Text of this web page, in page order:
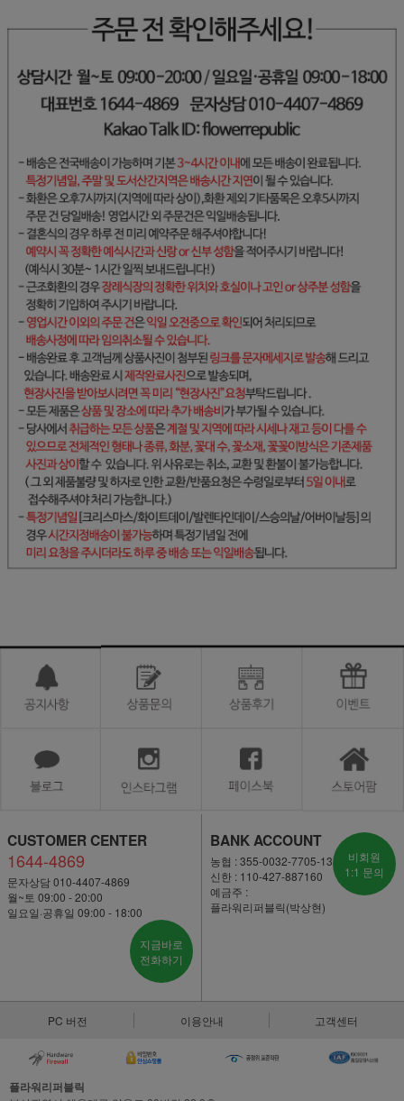
CUSTOMER CENTER
1644-4869
문자상담 010-4407-4869
월~토 09:00 - 20:00
일요일·공휴일 09:00 - 18:00
지금바로
전화하기
BANK ACCOUNT
농협 : 355-0032-7705-13
신한 : 110-427-887160
예금주 :
플라워리퍼블릭(박상현)
비회원
1:1 문의
PC 버전 이용안내 고객센터
플라워리퍼블릭